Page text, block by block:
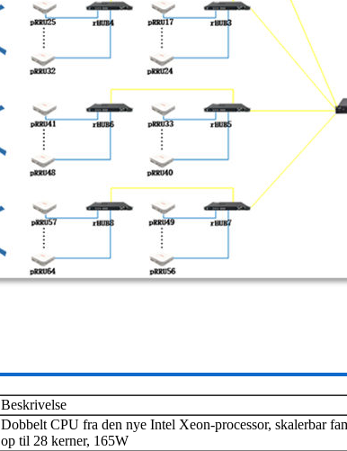
Beskrivelse
Dobbelt CPU fra den nye Intel Xeon-processor, skalerbar
op til 28 kerner, 165W